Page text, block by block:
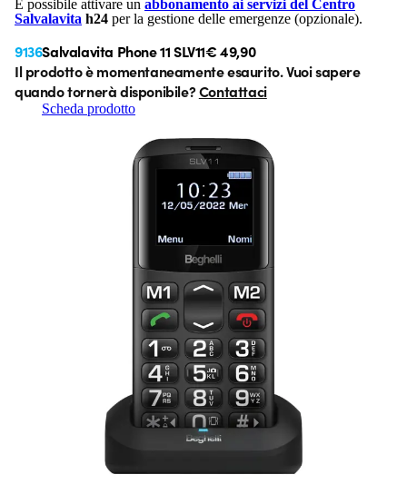
È possibile attivare un abbonamento ai servizi del Centro
Salvalavita h24 per la gestione delle emergenze (opzionale).
9136Salvalavita Phone 11 SLV11€ 49,90
Il prodotto è momentaneamente esaurito. Vuoi sapere
quando tornerà disponibile?Contattaci
Scheda prodotto